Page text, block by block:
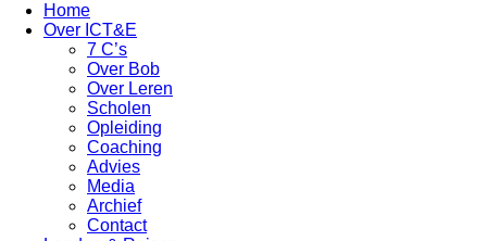
Home
Over ICT&E
7 C’s
Over Bob
Over Leren
Scholen
Opleiding
Coaching
Advies
Media
Archief
Contact